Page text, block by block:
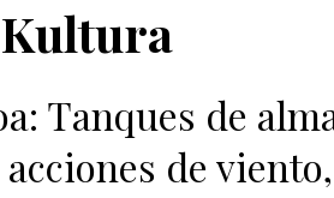
Tanques de
de